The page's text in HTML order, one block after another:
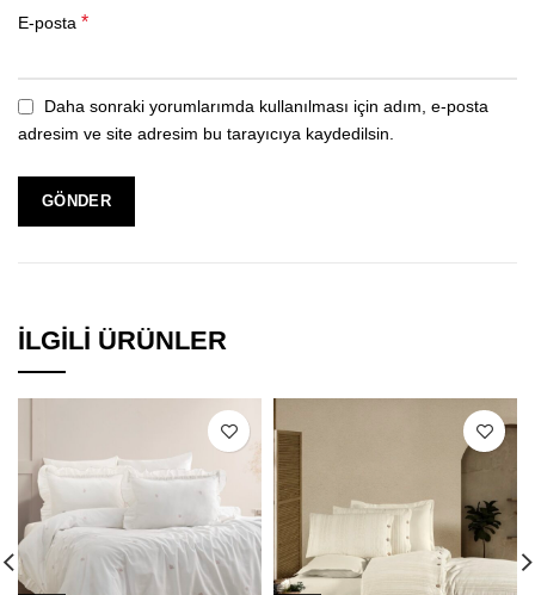
E-posta *
Daha sonraki yorumlarımda kullanılması için adım, e-posta
adresim ve site adresim bu tarayıcıya kaydedilsin.
İLGILI ÜRÜNLER